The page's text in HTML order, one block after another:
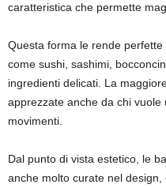
caratteristica che permette
Questa forma le rende
come sushi, sashimi,
ingredienti delicati. La
apprezzate anche da chi
movimenti.
Dal punto di vista estetico, le
anche molto curate nel